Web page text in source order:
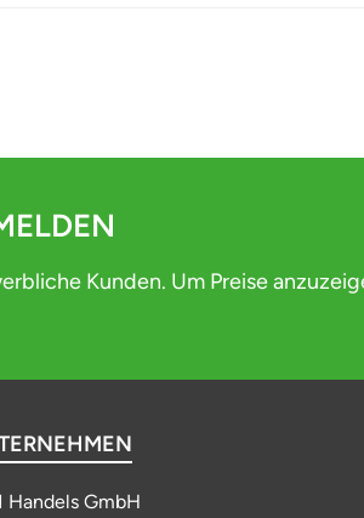
Kunden. Um Preise
Handels GmbH